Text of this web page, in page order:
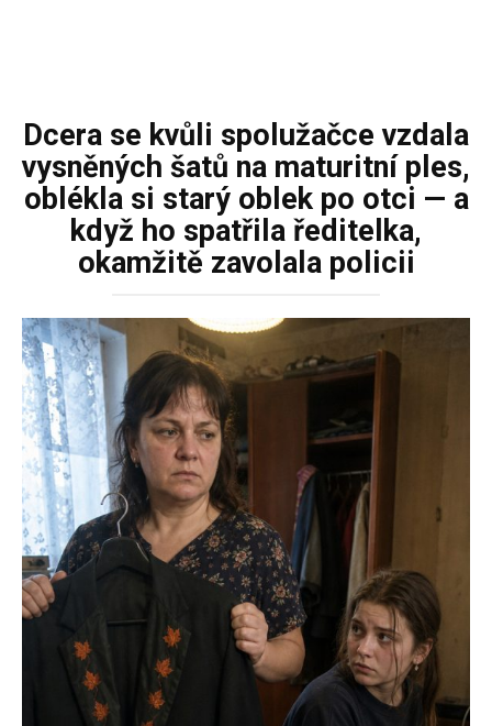
Dcera se kvůli spolužačce vzdala
vysněných šatů na maturitní ples,
oblékla si starý oblek po otci — a
když ho spatřila ředitelka,
okamžitě zavolala policii